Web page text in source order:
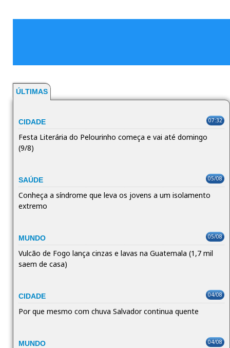
ÚLTIMAS
CIDADE 07:32
Festa Literária do Pelourinho começa e vai até domingo
(9/8)
SAÚDE 05/08
Conheça a síndrome que leva os jovens a um isolamento
extremo
MUNDO 05/08
Vulcão de Fogo lança cinzas e lavas na Guatemala (1,7 mil
saem de casa)
CIDADE 04/08
Por que mesmo com chuva Salvador continua quente
MUNDO 04/08